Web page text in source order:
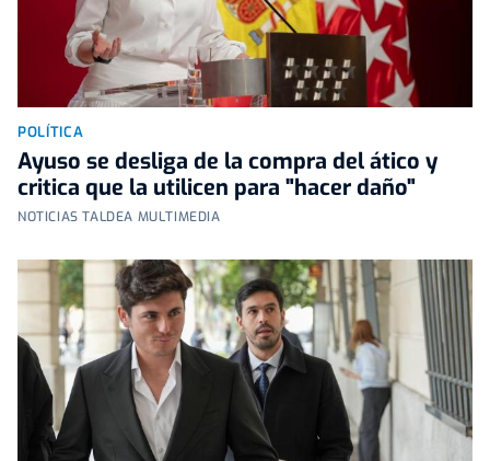
POLÍTICA
Ayuso se desliga de la compra del ático y
critica que la utilicen para "hacer daño"
NOTICIAS TALDEA MULTIMEDIA